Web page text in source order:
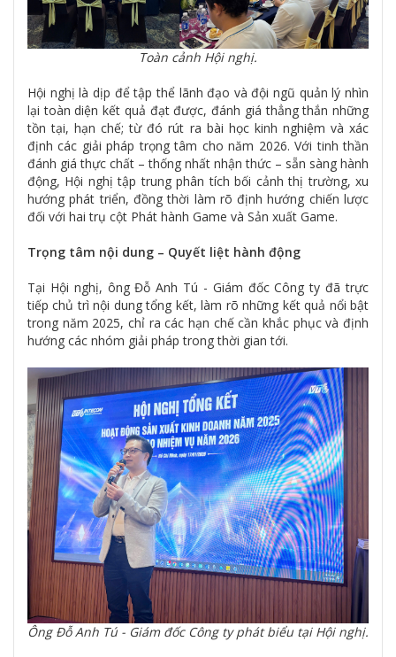
Toàn cảnh Hội nghị.
Hội nghị là dịp để tập thể lãnh đạo và đội ngũ quản lý nhìn
lại toàn diện kết quả đạt được, đánh giá thẳng thắn những
tồn tại, hạn chế; từ đó rút ra bài học kinh nghiệm và xác
định các giải pháp trọng tâm cho năm 2026. Với tinh thần
đánh giá thực chất – thống nhất nhận thức – sẵn sàng hành
động, Hội nghị tập trung phân tích bối cảnh thị trường, xu
hướng phát triển, đồng thời làm rõ định hướng chiến lược
đối với hai trụ cột Phát hành Game và Sản xuất Game.
Trọng tâm nội dung – Quyết liệt hành động
Tại Hội nghị, ông Đỗ Anh Tú - Giám đốc Công ty đã trực
tiếp chủ trì nội dung tổng kết, làm rõ những kết quả nổi bật
trong năm 2025, chỉ ra các hạn chế cần khắc phục và định
hướng các nhóm giải pháp trong thời gian tới.
Ông Đỗ Anh Tú - Giám đốc Công ty phát biểu tại Hội nghị.